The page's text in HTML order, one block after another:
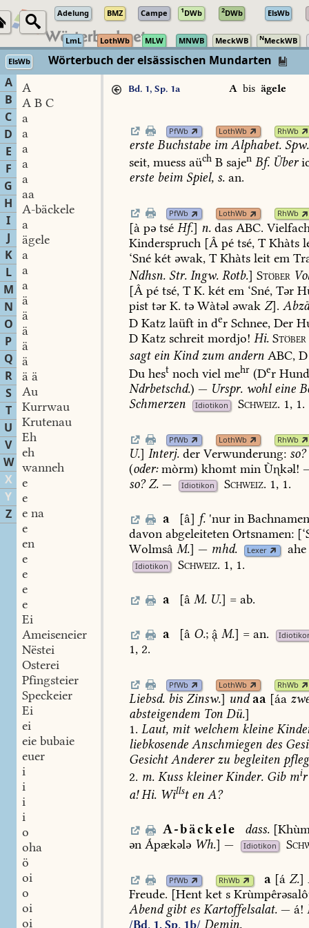
Adelung BMZ Campe 1DWb 2DWb ElsWb
LmL LothWb MLW MNWB MeckWB NMeckWB
ElsWb
Wörterbuch der elsässischen Mundarten
A
B
C
D
E
F
G
H
I
J
K
L
M
N
O
P
Q
R
S
T
U
V
W
X
Y
Z
A
A B C
a
a
a
a
a
aa
A-bäckele
a
ägele
a
a
a
ä
ä
ä
ä
ä
ä ä
Au
Kurrwau
Krutenau
Eh
eh
wanneh
e
e
e na
e
en
e
e
e
e
Ei
Ameiseneier
Nëstei
Osterei
Pfingsteier
Speckeier
Ei
ei
eie bubaie
euer
i
i
i
i
o
oha
ö
oi
o
oi
oi
Bd. 1, Sp. 1a Abis ägele
PfWb LothWb RhWb
erste Buchstabe im Alphabet. Spw.
seit, muess aüch B sajen Bf. Über
erste beim Spiel, s. an.
PfWb LothWb RhWb
[à pə tsé Hf.] n. das ABC.
Kinderspruch [Â pé tsé, TKhàts
‘Sné két əwak, TKhàts leit em
Ndhsn. Str. Ingw. Rotb.] Stöber
[Â pé tsé, TK. két em ‘Sné, Tər
pist tər K. tə Wàtəl əwak Z].
D Katz laüft in der Schnee, Der
D Katz schreit mordjo! Hi. Stöber
sagtein Kindzum andern ABC, D
Du hest noch viel mehr (Der
Ndrbetschd.) — Urspr. wohleine
Schmerzen
Idiotikon Schweiz. 1,1.
PfWb LothWb RhWb
U.] Interj. der Verwunderung: so?
(oder:mòrm) khomt min Ùkəl!
so? Z. — Idiotikon Schweiz. 1,1.
a [â] f. 'nurinBachnamen
davon abgeleiteten Ortsnamen:
Wolmsâ M.] — mhd. Lexer ahe
Idiotikon Schweiz. 1,1.
a [â M.U.] =ab.
a [â O.; M.] =an.
1, 2.
PfWb LothWb RhWb
Liebsd. bis Zinsw.] und aa [áa
absteigendem Ton Dü.]
1. Laut, mitwelchem kleine
liebkosende Anschmiegen des
GesichtAndererzu begleiten
2. m. Kuss kleinerKinder. Gibmir
a! Hi. Willsten A?
A-bäckele dass.
ən Ápækələ Wh.] — Idiotikon
PfWb RhWb a [á Z.]
Freude. [Hent ket s
Abendgibtes Kartoffelsalat. — á!
/Bd. 1, Sp. 1b/ Demin.